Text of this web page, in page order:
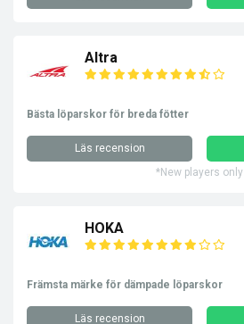
Altra
Bästa löparskor för breda fötter
Läs recension
*New players only
HOKA
Främsta märke för dämpade löparskor
Läs recension